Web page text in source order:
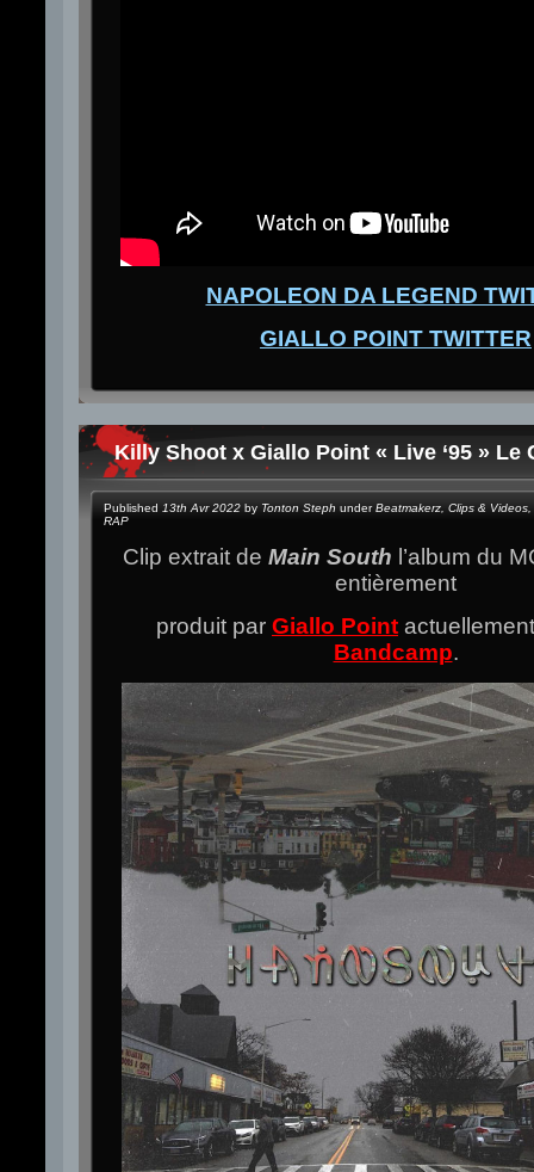
NAPOLEON DA LEGEND
GIALLO POINT TWITTER
Killy Shoot x Giallo Point « Live ‘95 » Le
Published 13th Avr 2022 by Tonton Steph underBeatmakerz Clips & Videos
RAP
Clip extrait de Main South l’album du
entièrement
produit par Giallo Point
Bandcamp.